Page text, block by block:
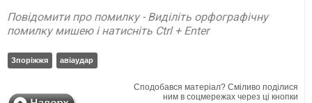
Повідомити про помилку - Виділіть орфографічну
помилку мишею і натисніть Ctrl + Enter
Зпоріжжя авіаудар
Сподобався матеріал? Сміливо поділися
ним в соцмережах через ці кнопки